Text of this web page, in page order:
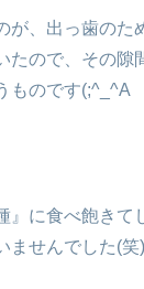
が、出っ歯のた
たので、その隙
ものです(;^_^A
』に食べ飽きて
ませんでした(笑)